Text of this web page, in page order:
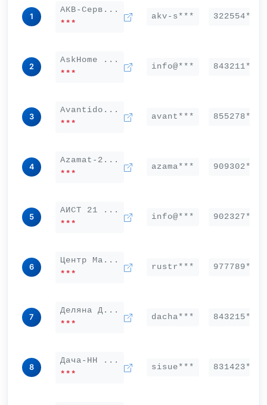
1
АКВ-Серв...
***
akv-s*** 322554***
2
AskHome ...
***
info@*** 843211***
3
Avantido...
***
avant*** 855278***
4
Аzamat-2...
***
azama*** 909302***
5
АИСТ 21 ...
***
info@*** 902327***
6
Центр Ма...
***
rustr*** 977789***
7
Деляна Д...
***
dacha*** 843215***
8
Дача-НН ...
***
sisue*** 831423***